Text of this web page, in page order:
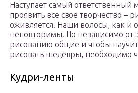
Наступает самый ответственный
проявить все свое творчество –
оживляется. Наши волосы, как и
неповторимы. Но независимо от
рисованию общие и чтобы
рисовать шедевры, необходимо
Кудри-ленты